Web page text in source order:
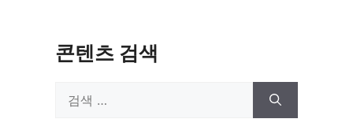
콘텐츠 검색